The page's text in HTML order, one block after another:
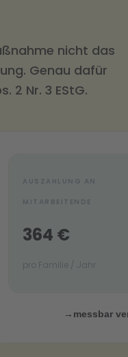
nicht das
Genau dafür
2 Nr. 3 EStG.
AUSZAHLUNG AN
MITARBEITENDE
364 €
pro Familie / Jahr
→ messbar